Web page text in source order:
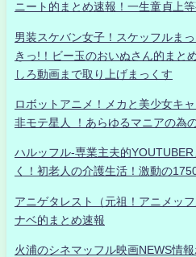
ニート的まとめ速報！一生童貞上等
男装スケバン女子！スケッフルま
きっ!！ビー玉のおいぬさん的ま
しろ動画まで取り上げまっくす
ロボットアニメ！メカと美少女キ
非モテ星人 ！あらゆるマニアの為
ハルッフル-専業主夫的
く！初老人の介護生活！激動の
アニゲタレスト（元祖！アニメッ
ナベ的まとめ速報
火浦のシネマッフル映画NEWS情